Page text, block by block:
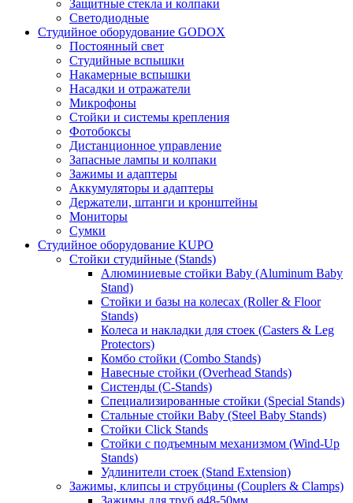
Защитные стекла и колпаки
Светодиодные
Студийное оборудование GODOX
Постоянный свет
Студийные вспышки
Накамерные вспышки
Насадки и отражатели
Микрофоны
Стойки и системы крепления
Фотобоксы
Дистанционное управление
Запасные лампы и колпаки
Зажимы и адаптеры
Аккумуляторы и адаптеры
Держатели, штанги и кронштейны
Мониторы
Сумки
Студийное оборудование KUPO
Стойки студийные (Stands)
Алюминиевые стойки Baby (Aluminum Baby
Stand)
Стойки и базы на колесах (Roller & Floor
Stands)
Колеса и накладки для стоек (Casters & Leg
Protectors)
Комбо стойки (Combo Stands)
Навесные стойки (Overhead Stands)
Систенды (C-Stands)
Специализированные стойки (Special Stands)
Стальные стойки Baby (Steel Baby Stands)
Стойки Click Stands
Стойки с подъемным механизмом (Wind-Up
Stands)
Удлинители стоек (Stand Extension)
Зажимы, клипсы и струбцины (Couplers & Clamps)
Зажимы для труб ø48-50мм